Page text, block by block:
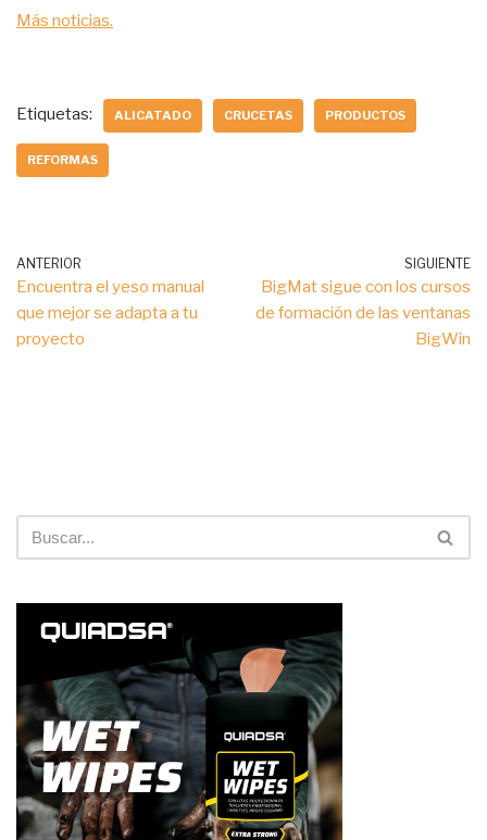
Más noticias.
Etiquetas: ALICATADO CRUCETAS PRODUCTOS
REFORMAS
ANTERIOR
Encuentra el yeso manual
que mejor se adapta a tu
proyecto
SIGUIENTE
BigMat sigue con los cursos
de formación de las ventanas
BigWin